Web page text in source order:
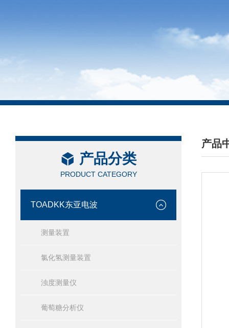
产品分类
PRODUCT CATEGORY
TOADKK东亚电波
测量装置
氯化氢测量装置
浊度测量仪
葡萄糖分析仪
产品
/